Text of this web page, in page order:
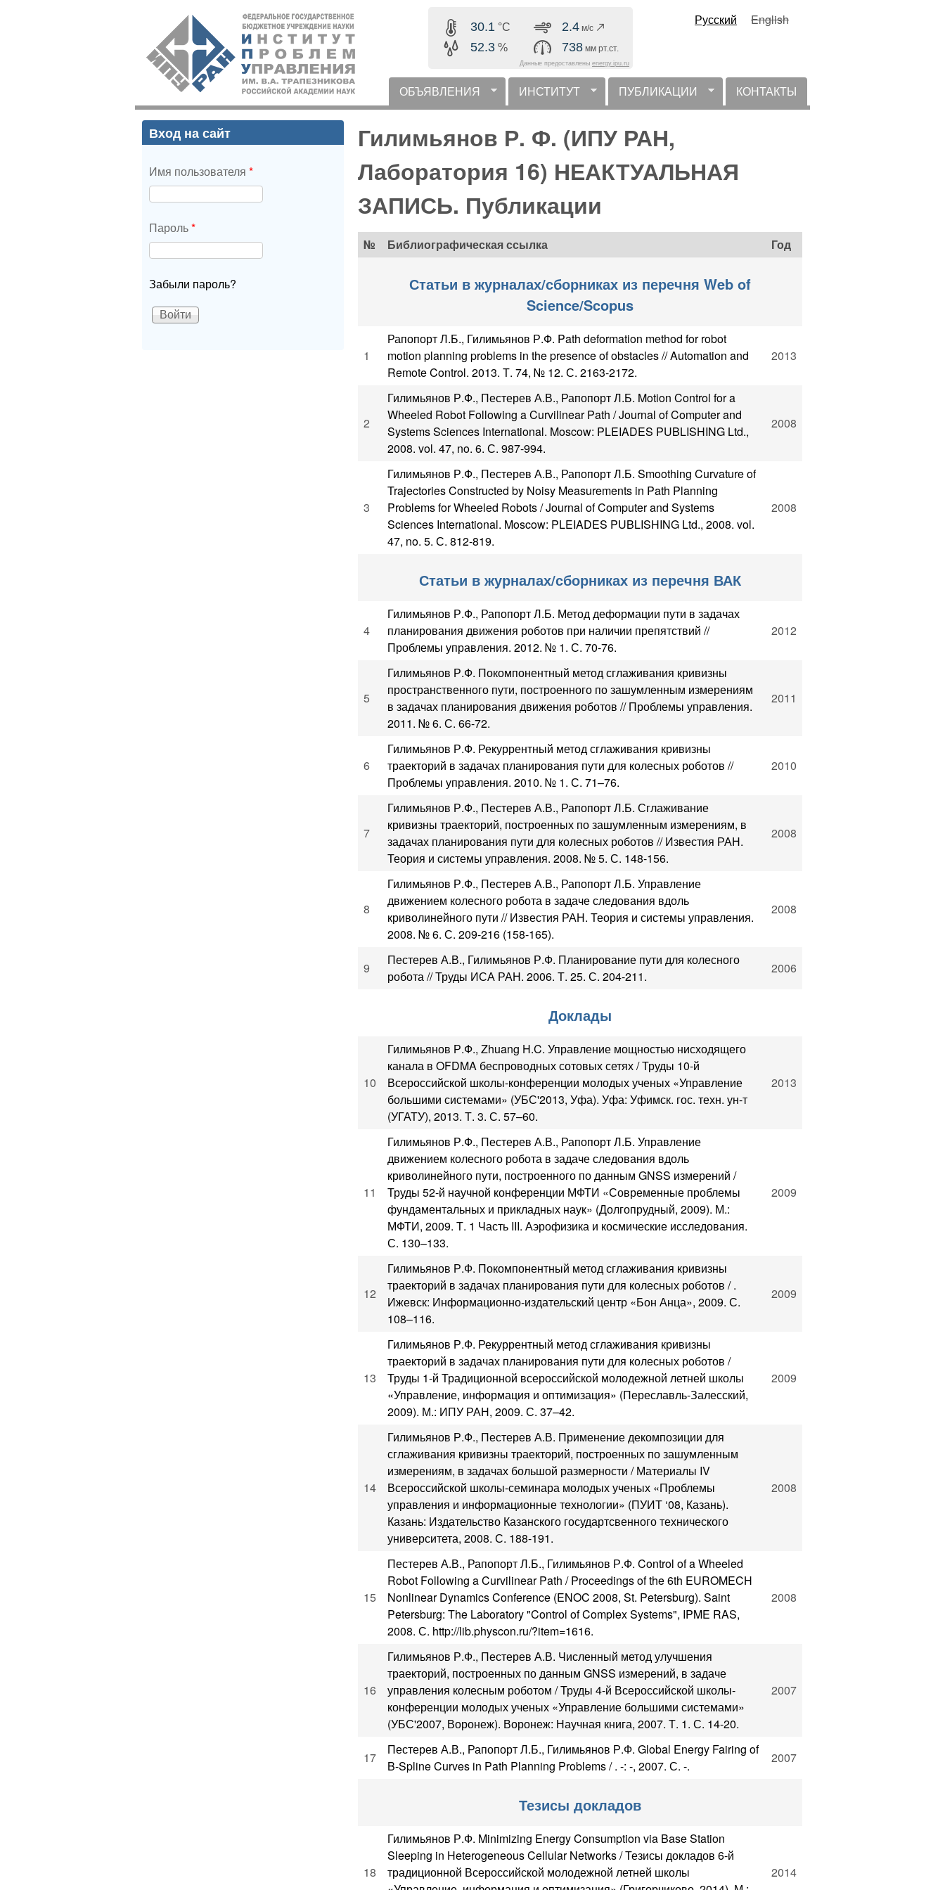
содержанию
ИПУ
РАН
30.1 °C
52.3 %
2.4 м/с
738 мм рт.ст.
Данные предоставлены energy.ipu.ru
Русский English
горизонтальное меню
ОБЪЯВЛЕНИЯ ИНСТИТУТ ПУБЛИКАЦИИ КОНТАКТЫ
Гилимьянов Р. Ф. (ИПУ РАН,
Лаборатория 16) НЕАКТУАЛЬНАЯ
ЗАПИСЬ. Публикации
№ Библиографическая ссылка Год
Статьи в журналах/сборниках из перечня Web of
Science/Scopus
1
Рапопорт Л.Б., Гилимьянов Р.Ф. Path deformation method for robot
motion planning problems in the presence of obstacles // Automation and
Remote Control. 2013. Т. 74, № 12. С. 2163-2172.
2013
2
Гилимьянов Р.Ф., Пестерев А.В., Рапопорт Л.Б. Motion Control for a
Wheeled Robot Following a Curvilinear Path / Journal of Computer and
Systems Sciences International. Moscow: PLEIADES PUBLISHING Ltd.,
2008. vol. 47, no. 6. С. 987-994.
2008
3
Гилимьянов Р.Ф., Пестерев А.В., Рапопорт Л.Б. Smoothing Curvature of
Trajectories Constructed by Noisy Measurements in Path Planning
Problems for Wheeled Robots / Journal of Computer and Systems
Sciences International. Moscow: PLEIADES PUBLISHING Ltd., 2008. vol.
47, no. 5. С. 812-819.
2008
Статьи в журналах/сборниках из перечня ВАК
4
Гилимьянов Р.Ф., Рапопорт Л.Б. Метод деформации пути в задачах
планирования движения роботов при наличии препятствий //
Проблемы управления. 2012. № 1. С. 70-76.
2012
5
Гилимьянов Р.Ф. Покомпонентный метод сглаживания кривизны
пространственного пути, построенного по зашумленным измерениям
в задачах планирования движения роботов // Проблемы управления.
2011. № 6. С. 66-72.
2011
6
Гилимьянов Р.Ф. Рекуррентный метод сглаживания кривизны
траекторий в задачах планирования пути для колесных роботов //
Проблемы управления. 2010. № 1. С. 71–76.
2010
7
Гилимьянов Р.Ф., Пестерев А.В., Рапопорт Л.Б. Сглаживание
кривизны траекторий, построенных по зашумленным измерениям, в
задачах планирования пути для колесных роботов // Известия РАН.
Теория и системы управления. 2008. № 5. С. 148-156.
2008
8
Гилимьянов Р.Ф., Пестерев А.В., Рапопорт Л.Б. Управление
движением колесного робота в задаче следования вдоль
криволинейного пути // Известия РАН. Теория и системы управления.
2008. № 6. С. 209-216 (158-165).
2008
9
Пестерев А.В., Гилимьянов Р.Ф. Планирование пути для колесного
робота // Труды ИСА РАН. 2006. Т. 25. С. 204-211.
2006
Доклады
10
Гилимьянов Р.Ф., Zhuang H.C. Управление мощностью нисходящего
канала в OFDMA беспроводных сотовых сетях / Труды 10-й
Всероссийской школы-конференции молодых ученых «Управление
большими системами» (УБС'2013, Уфа). Уфа: Уфимск. гос. техн. ун-т
(УГАТУ), 2013. Т. 3. С. 57–60.
2013
11
Гилимьянов Р.Ф., Пестерев А.В., Рапопорт Л.Б. Управление
движением колесного робота в задаче следования вдоль
криволинейного пути, построенного по данным GNSS измерений /
Труды 52-й научной конференции МФТИ «Современные проблемы
фундаментальных и прикладных наук» (Долгопрудный, 2009). М.:
МФТИ, 2009. Т. 1 Часть III. Аэрофизика и космические исследования.
С. 130–133.
2009
12
Гилимьянов Р.Ф. Покомпонентный метод сглаживания кривизны
траекторий в задачах планирования пути для колесных роботов / .
Ижевск: Информационно-издательский центр «Бон Анца», 2009. С.
108–116.
2009
13
Гилимьянов Р.Ф. Рекуррентный метод сглаживания кривизны
траекторий в задачах планирования пути для колесных роботов /
Труды 1-й Традиционной всероссийской молодежной летней школы
«Управление, информация и оптимизация» (Переславль-Залесский,
2009). М.: ИПУ РАН, 2009. С. 37–42.
2009
14
Гилимьянов Р.Ф., Пестерев А.В. Применение декомпозиции для
сглаживания кривизны траекторий, построенных по зашумленным
измерениям, в задачах большой размерности / Материалы IV
Всероссийской школы-семинара молодых ученых «Проблемы
управления и информационные технологии» (ПУИТ ‘08, Казань).
Казань: Издательство Казанского государтсвенного технического
университета, 2008. С. 188-191.
2008
15
Пестерев А.В., Рапопорт Л.Б., Гилимьянов Р.Ф. Control of a Wheeled
Robot Following a Curvilinear Path / Proceedings of the 6th EUROMECH
Nonlinear Dynamics Conference (ENOC 2008, St. Petersburg). Saint
Petersburg: The Laboratory "Control of Complex Systems", IPME RAS,
2008. С. http://lib.physcon.ru/?item=1616.
2008
16
Гилимьянов Р.Ф., Пестерев А.В. Численный метод улучшения
траекторий, построенных по данным GNSS измерений, в задаче
управления колесным роботом / Труды 4-й Всероссийской школы-
конференции молодых ученых «Управление большими системами»
(УБС'2007, Воронеж). Воронеж: Научная книга, 2007. Т. 1. С. 14-20.
2007
17
Пестерев А.В., Рапопорт Л.Б., Гилимьянов Р.Ф. Global Energy Fairing of
B-Spline Curves in Path Planning Problems / . -: -, 2007. С. -.
2007
Тезисы докладов
18
Гилимьянов Р.Ф. Minimizing Energy Consumption via Base Station
Sleeping in Heterogeneous Cellular Networks / Тезисы докладов 6-й
традиционной Всероссийской молодежной летней школы
2014
Вход на сайт
Имя пользователя *
Пароль*
Забыли пароль?